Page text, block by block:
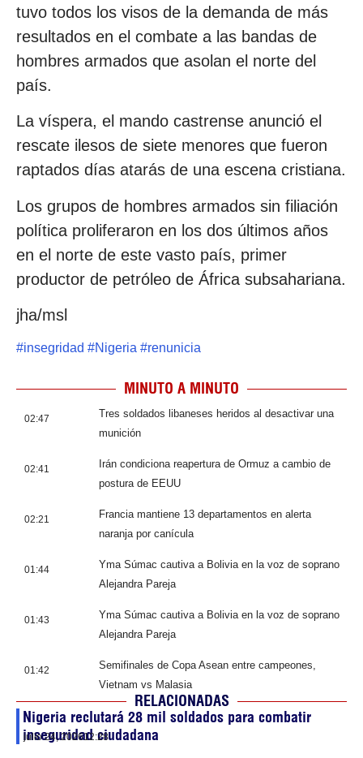
tuvo todos los visos de la demanda de más
resultados en el combate a las bandas de
hombres armados que asolan el norte del
país.
La víspera, el mando castrense anunció el
rescate ilesos de siete menores que fueron
raptados días atarás de una escena cristiana.
Los grupos de hombres armados sin filiación
política proliferaron en los dos últimos años
en el norte de este vasto país, primer
productor de petróleo de África subsahariana.
jha/msl
#insegridad #Nigeria #renunicia
MINUTO A MINUTO
02:47
Tres soldados libaneses heridos al desactivar una
munición
02:41
Irán condiciona reapertura de Ormuz a cambio de
postura de EEUU
02:21
Francia mantiene 13 departamentos en alerta
naranja por canícula
01:44
Yma Súmac cautiva a Bolivia en la voz de soprano
Alejandra Pareja
01:43
Yma Súmac cautiva a Bolivia en la voz de soprano
Alejandra Pareja
01:42
Semifinales de Copa Asean entre campeones,
Vietnam vs Malasia
RELACIONADAS
Nigeria reclutará 28 mil soldados para combatir
inseguridad ciudadana
julio 24, 202612:28